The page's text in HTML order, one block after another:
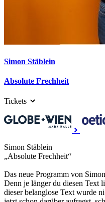
Simon Stäblein
Absolute Frechheit
Tickets
Simon Stäblein
„Absolute Frechheit“
Das neue Programm von
Denn je länger du diesen Text
dieser belanglose Text wurde